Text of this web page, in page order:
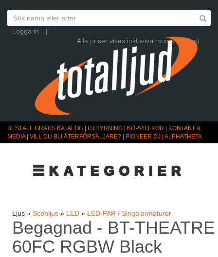
Logga in
|
Alla priser visas inklusive moms (Ändra)
BESTÄLL GRATIS KATALOG UTHYRNING KÖPVILLKOR
KONTAKT &
MEDIA| VILL DU BLI ÅTERFÖRSÄLJARE? PIONEER DJ | ALPHATHETA
☰KATEGORIER
Ljus » Scenljus » LED » LED-PAR / Singelarmaturer
Begagnad - BT-THEATRE
60FC RGBW Black